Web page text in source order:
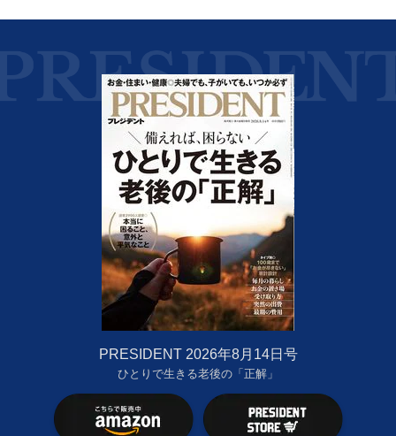
PRESIDENT 2026年8月14日号
ひとりで生きる老後の「正解」